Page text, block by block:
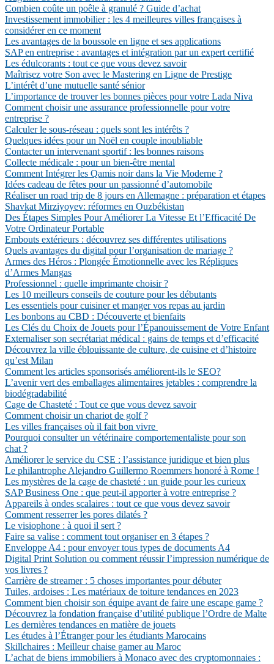
Combien coûte un poêle à granulé ? Guide d’achat
Investissement immobilier : les 4 meilleures villes françaises à
considérer en ce moment
Les avantages de la boussole en ligne et ses applications
SAP en entreprise : avantages et intégration par un expert certifié
Les édulcorants : tout ce que vous devez savoir
Maîtrisez votre Son avec le Mastering en Ligne de Prestige
L’intérêt d’une mutuelle santé sénior
L’importance de trouver les bonnes pièces pour votre Lada Niva
Comment choisir une assurance professionnelle pour votre
entreprise ?
Calculer le sous-réseau : quels sont les intérêts ?
Quelques idées pour un Noël en couple inoubliable
Contacter un intervenant sportif : les bonnes raisons
Collecte médicale : pour un bien-être mental
Comment Intégrer les Qamis noir dans la Vie Moderne ?
Idées cadeau de fêtes pour un passionné d’automobile
Réaliser un road trip de 8 jours en Allemagne : préparation et étapes
Shavkat Mirziyoyev: réformes en Ouzbékistan
Des Étapes Simples Pour Améliorer La Vitesse Et l’Efficacité De
Votre Ordinateur Portable
Embouts extérieurs : découvrez ses différentes utilisations
Quels avantages du digital pour l’organisation de mariage ?
Armes des Héros : Plongée Émotionnelle avec les Répliques
d’Armes Mangas
Professionnel : quelle imprimante choisir ?
Les 10 meilleurs conseils de couture pour les débutants
Les essentiels pour cuisiner et manger vos repas au jardin
Les bonbons au CBD : Découverte et bienfaits
Les Clés du Choix de Jouets pour l’Épanouissement de Votre Enfant
Externaliser son secrétariat médical : gains de temps et d’efficacité
Découvrez la ville éblouissante de culture, de cuisine et d’histoire
qu’est Milan
Comment les articles sponsorisés améliorent-ils le SEO?
L’avenir vert des emballages alimentaires jetables : comprendre la
biodégradabilité
Cage de Chasteté : Tout ce que vous devez savoir
Comment choisir un chariot de golf ?
Les villes françaises où il fait bon vivre
Pourquoi consulter un vétérinaire comportementaliste pour son
chat ?
Améliorer le service du CSE : l’assistance juridique et bien plus
Le philantrophe Alejandro Guillermo Roemmers honoré à Rome !
Les mystères de la cage de chasteté : un guide pour les curieux
SAP Business One : que peut-il apporter à votre entreprise ?
Appareils à ondes scalaires : tout ce que vous devez savoir
Comment resserrer les pores dilatés ?
Le visiophone : à quoi il sert ?
Faire sa valise : comment tout organiser en 3 étapes ?
Enveloppe A4 : pour envoyer tous types de documents A4
Digital Print Solution ou comment réussir l’impression numérique de
vos livres ?
Carrière de streamer : 5 choses importantes pour débuter
Tuiles, ardoises : Les matériaux de toiture tendances en 2023
Comment bien choisir son équipe avant de faire une escape game ?
Découvrez la fondation française d’utilité publique l’Ordre de Malte
Les dernières tendances en matière de jouets
Les études à l’Étranger pour les étudiants Marocains
Skillchaires : Meilleur chaise gamer au Maroc
L’achat de biens immobiliers à Monaco avec des cryptomonnaies :